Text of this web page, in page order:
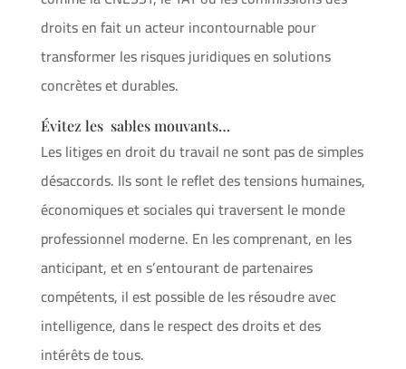
droits en fait un acteur incontournable pour
transformer les risques juridiques en solutions
concrètes et durables.
Évitez les sables mouvants…
Les litiges en droit du travail ne sont pas de simples
désaccords. Ils sont le reflet des tensions humaines,
économiques et sociales qui traversent le monde
professionnel moderne. En les comprenant, en les
anticipant, et en s’entourant de partenaires
compétents, il est possible de les résoudre avec
intelligence, dans le respect des droits et des
intérêts de tous.